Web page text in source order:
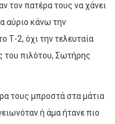
τον πατέρα τους να χάνει
αύριο κάνω την
Τ-2, όχι την τελευταία
του πιλότου, Σωτήρης
τους μπροστά στα μάτια
ή άμα ήτανε πιο